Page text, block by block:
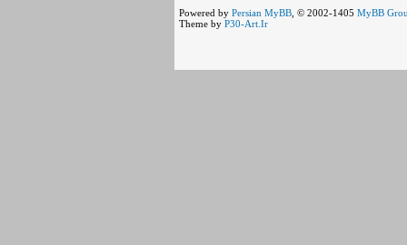
Powered by Persian MyBB , © 2002-1405 MyBB
Theme by P30-Art.Ir